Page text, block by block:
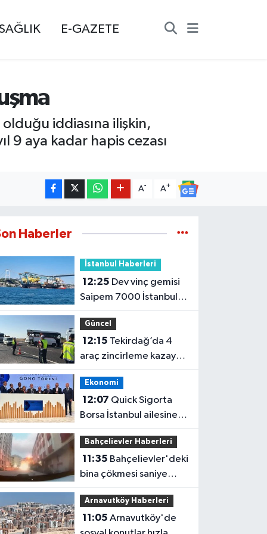
E-GAZETE
iddiasına ilişkin,
9 aya kadar hapis cezası
A- A+
Haberler
İstanbul Haberleri
12:25
Saipem 7000 İstanbul
Boğazı'ndan geçti
Güncel
12:15
araç zincirleme kazaya
karıştı
Ekonomi
12:07
Borsa İstanbul ailesine
katıldı
Bahçelievler Haberleri
11:35
bina çökmesi saniye
saniye görüntülendi
Arnavutköy Haberleri
11:05